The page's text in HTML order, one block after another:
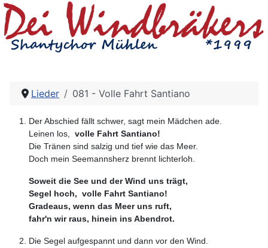
Lieder 081 - Volle Fahrt Santiano
Der Abschied fällt schwer, sagt mein Mädchen ade.
Leinen los, volle Fahrt Santiano!
Die Tränen sind salzig und tief wie das Meer.
Doch mein Seemannsherz brennt lichterloh.
Soweit die See und der Wind uns trägt,
Segel hoch, volle Fahrt Santiano!
Gradeaus, wenn das Meer uns ruft,
fahr'n wir raus, hinein ins Abendrot.
Die Segel aufgespannt und dann vor den Wind.